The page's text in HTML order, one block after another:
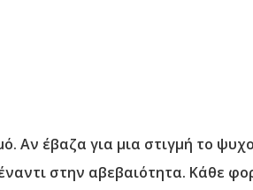
Αν έβαζα για μια στιγμή το
στην αβεβαιότητα. Κάθε